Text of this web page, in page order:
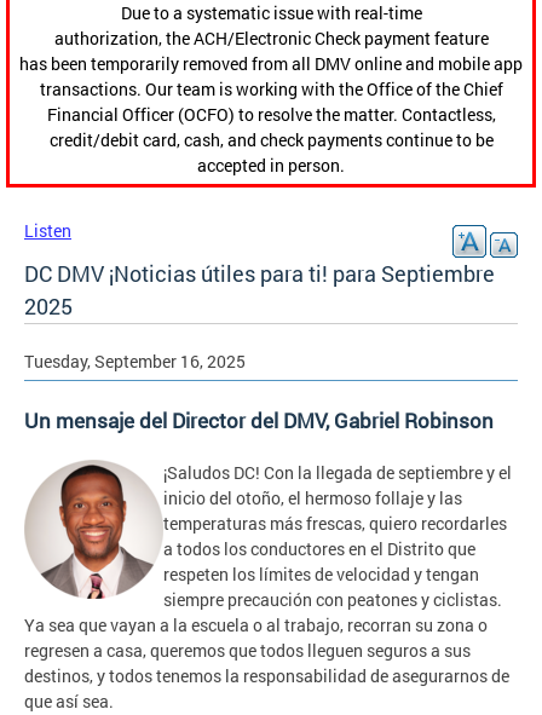
Due to a systematic issue with real-time
authorization, the ACH/Electronic Check payment feature
has been temporarily removed from all DMV online and mobile app
transactions. Our team is working with the Office of the Chief
Financial Officer (OCFO) to resolve the matter. Contactless,
credit/debit card, cash, and check payments continue to be
accepted in person.
Listen
DC DMV ¡Noticias útiles para ti! para Septiembre
2025
Tuesday, September 16, 2025
Un mensaje del Director del DMV, Gabriel Robinson
¡Saludos DC! Con la llegada de septiembre y el
inicio del otoño, el hermoso follaje y las
temperaturas más frescas, quiero recordarles
a todos los conductores en el Distrito que
respeten los límites de velocidad y tengan
siempre precaución con peatones y ciclistas.
Ya sea que vayan a la escuela o al trabajo, recorran su zona o
regresen a casa, queremos que todos lleguen seguros a sus
destinos, y todos tenemos la responsabilidad de asegurarnos de
que así sea.